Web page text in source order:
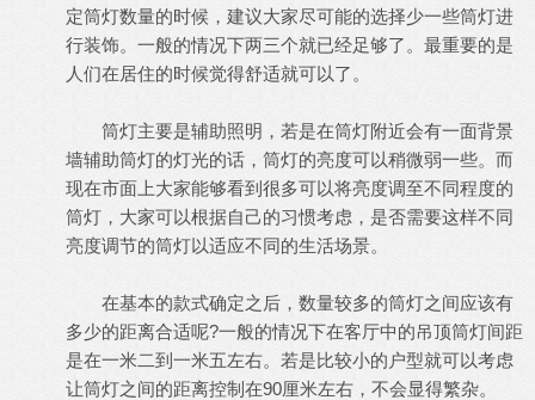
定筒灯数量的时候，建议大家尽可能的选择少一些筒灯进
行装饰。一般的情况下两三个就已经足够了。最重要的是
人们在居住的时候觉得舒适就可以了。
筒灯主要是辅助照明，若是在筒灯附近会有一面背景
墙辅助筒灯的灯光的话，筒灯的亮度可以稍微弱一些。而
现在市面上大家能够看到很多可以将亮度调至不同程度的
筒灯，大家可以根据自己的习惯考虑，是否需要这样不同
亮度调节的筒灯以适应不同的生活场景。
在基本的款式确定之后，数量较多的筒灯之间应该有
多少的距离合适呢?一般的情况下在客厅中的吊顶筒灯间距
是在一米二到一米五左右。若是比较小的户型就可以考虑
让筒灯之间的距离控制在90厘米左右，不会显得繁杂。